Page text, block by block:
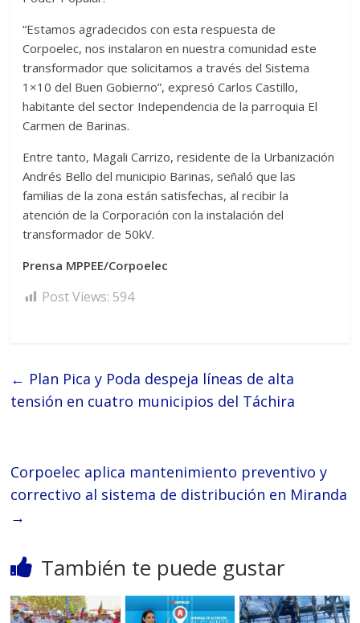
“Estamos agradecidos con esta respuesta de
Corpoelec, nos instalaron en nuestra comunidad este
transformador que solicitamos a través del Sistema
1×10 del Buen Gobierno”, expresó Carlos Castillo,
habitante del sector Independencia de la parroquia El
Carmen de Barinas.
Entre tanto, Magali Carrizo, residente de la Urbanización
Andrés Bello del municipio Barinas, señaló que las
familias de la zona están satisfechas, al recibir la
atención de la Corporación con la instalación del
transformador de 50kV.
Prensa MPPEE/Corpoelec
Post Views: 594
← Plan Pica y Poda despeja líneas de alta
tensión en cuatro municipios del Táchira
Corpoelec aplica mantenimiento preventivo y
correctivo al sistema de distribución en Miranda
→
También te puede gustar